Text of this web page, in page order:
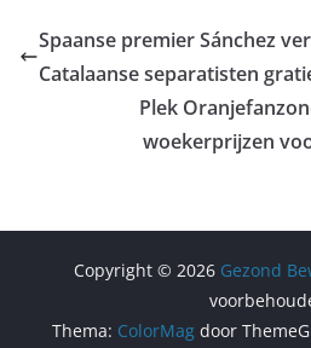
Spaanse premier Sánchez
Catalaanse separatisten
Plek
woekerprijzen
Copyright © 2026 Gezond
Thema: ColorMagdoor